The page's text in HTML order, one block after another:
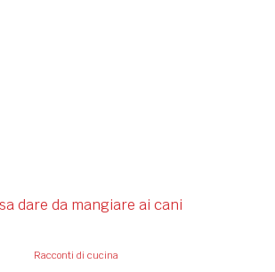
Racconti di cucina